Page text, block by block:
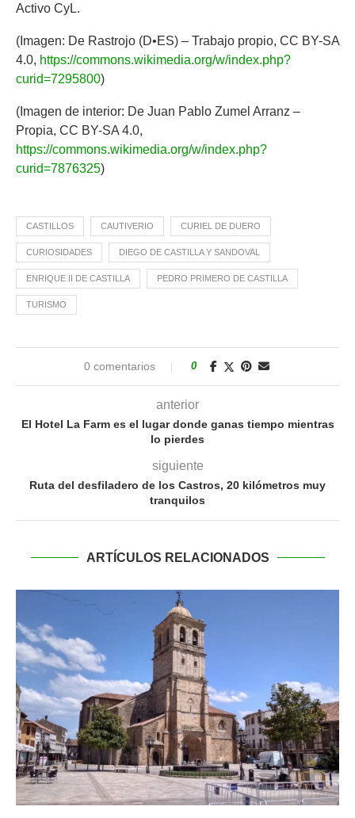
Activo CyL.
(Imagen: De Rastrojo (D•ES) – Trabajo propio, CC BY-SA
4.0, https://commons.wikimedia.org/w/index.php?
curid=7295800)
(Imagen de interior: De Juan Pablo Zumel Arranz –
Propia, CC BY-SA 4.0,
https://commons.wikimedia.org/w/index.php?
curid=7876325)
CASTILLOS CAUTIVERIO CURIEL DE DUERO
CURIOSIDADES DIEGO DE CASTILLA Y SANDOVAL
ENRIQUE II DE CASTILLA PEDRO PRIMERO DE CASTILLA
TURISMO
0 comentarios 0
anterior
El Hotel La Farm es el lugar donde ganas tiempo mientras
lo pierdes
siguiente
Ruta del desfiladero de los Castros, 20 kilómetros muy
tranquilos
ARTÍCULOS RELACIONADOS